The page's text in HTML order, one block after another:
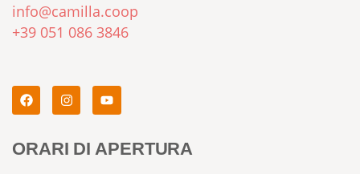
info@camilla.coop
+39 051 086 3846
ORARI DI APERTURA